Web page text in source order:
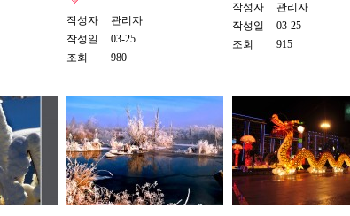
작성자
관리자
작성일
03-25
조회
980
작성자
관리자
작성일
03-25
조회
915